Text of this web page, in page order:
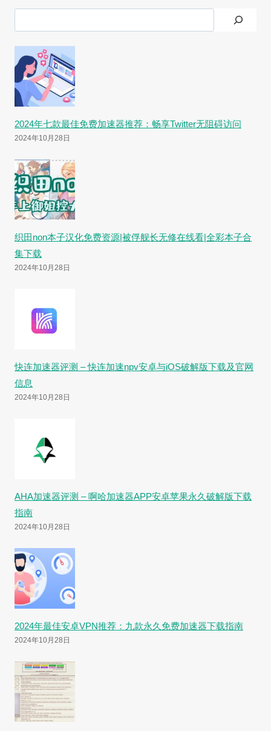
索
2024年七款最佳免费加速器推荐：畅享Twitter无阻碍访问
2024年10月28日
织田non本子汉化免费资源|被俘舰长无修在线看|全彩本子合
集下载
2024年10月28日
快连加速器评测 – 快连加速npv安卓与iOS破解版下载及官网
信息
2024年10月28日
AHA加速器评测 – 啊哈加速器APP安卓苹果永久破解版下载
指南
2024年10月28日
2024年最佳安卓VPN推荐：九款永久免费加速器下载指南
2024年10月28日